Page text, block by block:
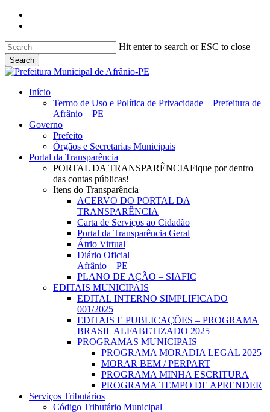
Skip
content
Hit enter to search or ESC to close
Search
Close
search
Menu
Início
Termo de Uso e Política de Privacidade – Prefeitura de
Afrânio – PE
Governo
Prefeito
Órgãos e Secretarias Municipais
Portal da Transparência
PORTAL DA TRANSPARÊNCIAFique por dentro
das contas públicas!
Itens do Transparência
ACERVO DO PORTAL DA
TRANSPARÊNCIA
Carta de Serviços ao Cidadão
Portal da Transparência Geral
Átrio Virtual
Diário Oficial
Afrânio – PE
PLANO DE AÇÃO – SIAFIC
EDITAIS MUNICIPAIS
EDITAL INTERNO SIMPLIFICADO
001/2025
EDITAIS E PUBLICAÇÕES – PROGRAMA
BRASIL ALFABETIZADO 2025
PROGRAMAS MUNICIPAIS
PROGRAMA MORADIA LEGAL 2025
MORAR BEM / PERPART
PROGRAMA MINHA ESCRITURA
PROGRAMA TEMPO DE APRENDER
Serviços Tributários
Código Tributário Municipal